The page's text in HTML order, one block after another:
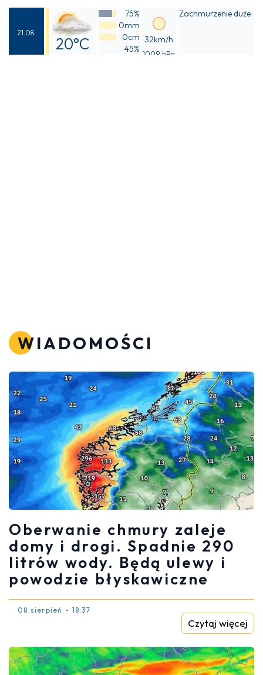
20°C
21.08
20°C
75%
0mm
0cm
45%
32km/h
1009 hPa
Zachmurzenie duże
WIADOMOŚCI
Oberwanie chmury zaleje
domy i drogi. Spadnie 290
litrów wody. Będą ulewy i
powodzie błyskawiczne
08 sierpień - 18:37
Czytaj więcej